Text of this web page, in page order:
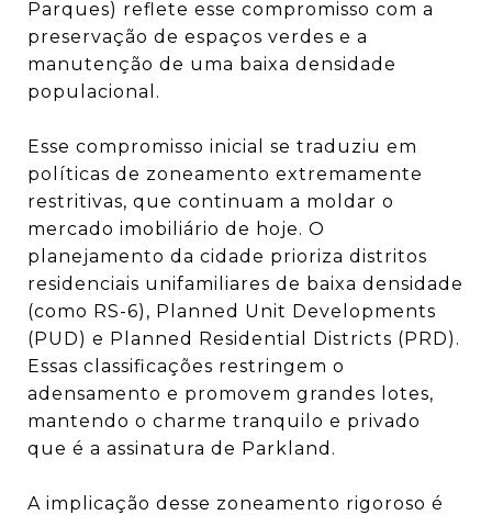
Parques) reflete esse compromisso com a
preservação de espaços verdes e a
manutenção de uma baixa densidade
populacional.
Esse compromisso inicial se traduziu em
políticas de zoneamento extremamente
restritivas, que continuam a moldar o
mercado imobiliário de hoje. O
planejamento da cidade prioriza distritos
residenciais unifamiliares de baixa densidade
(como RS-6), Planned Unit Developments
(PUD) e Planned Residential Districts (PRD).
Essas classificações restringem o
adensamento e promovem grandes lotes,
mantendo o charme tranquilo e privado
que é a assinatura de Parkland.
A implicação desse zoneamento rigoroso é